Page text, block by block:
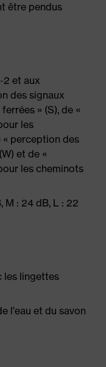
être pendus
2 et aux
des signaux
» (S), de «
les
« perception des
et de «
les cheminots
M : 24 dB, L : 22
les lingettes
l'eau et du savon